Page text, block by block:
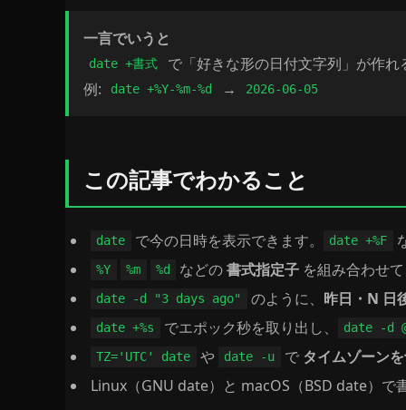
一言でいうと
date +書式
で「好きな形の日付文字列」が作れ
例:
date +%Y-%m-%d → 2026-06-05
この記事でわかること
date で今の日時を表示できます。 date +%F
%Y %m %d などの書式指定子 を組み合わせ
date -d "3 days ago" のように、 昨日・N 日
date +%s でエポック秒を取り出し、
date -d
TZ='UTC' date
や date -u で タイムゾーン
Linux（GNU date）と macOS（BSD date）で